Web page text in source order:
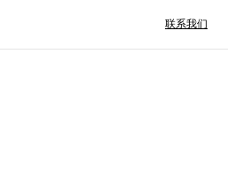
联系我们